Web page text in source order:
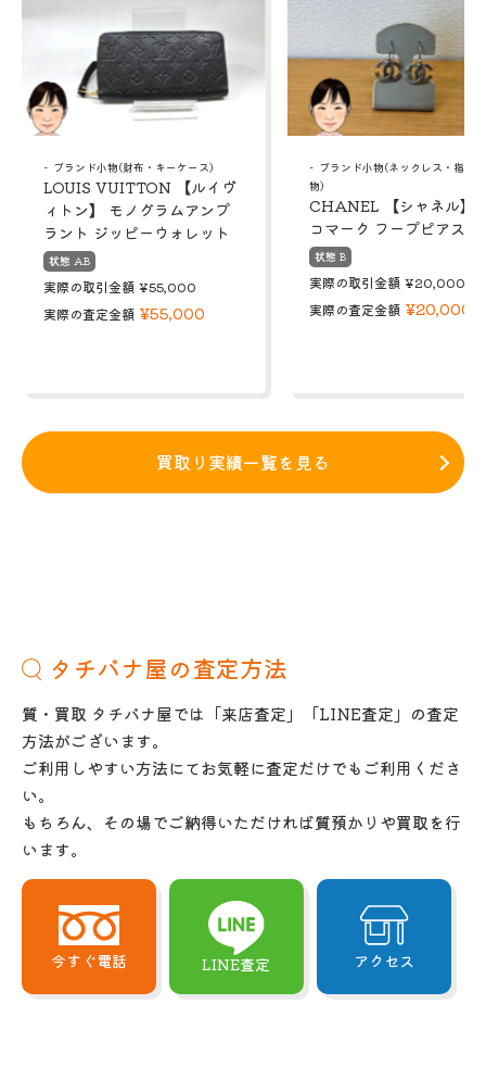
ブランド小物(財布・キーケース)
LOUIS VUITTON 【ルイヴ
ィトン】 モノグラムアンプ
ラント ジッピーウォレット
状態 AB
実際の取引金額 ¥55,000
実際の査定金額 ¥55,000
ブランド小物(ネックレス・指輪
物)
CHANEL 【シャネル】
コマーク フープピアス
状態 B
実際の取引金額 ¥20,000
実際の査定金額 ¥20,000
買取り実績一覧を見る
タチバナ屋の査定方法
質・買取 タチバナ屋では「来店査定」「LINE査定」の査定
方法がございます。
ご利用しやすい方法にてお気軽に査定だけでもご利用くださ
い。
もちろん、その場でご納得いただければ質預かりや買取を行
います。
今すぐ電話 LINE査定 アクセス